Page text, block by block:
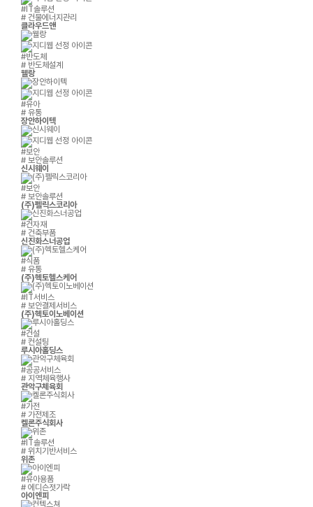
#IT솔루션
# 건물에너지관리
클라우드앤
#반도체
# 반도체설계
웰랑
#유아
# 유통
장안하이텍
#보안
# 보안솔루션
신시웨이
#보안
# 보안솔루션
(주)펠릭스코리아
#건자재
# 건축부품
신진화스너공업
#식품
# 유통
(주)헥토헬스케어
#IT서비스
# 보안결제서비스
(주)헥토이노베이션
#건설
# 컨설팅
루시아홀딩스
#공공서비스
# 지역체육행사
관악구체육회
#가전
# 가전제조
켈론주식회사
#IT솔루션
# 위치기반서비스
위존
#유아용품
# 에디슨젓가락
아이엔피